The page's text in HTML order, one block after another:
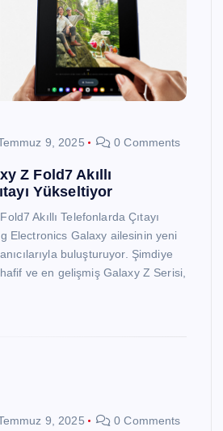
9, 2025 0 Comments
Z Fold7 Akıllı
Yükseltiyor
Akıllı Telefonlarda Çıtayı
Electronics Galaxy ailesinin yeni
buluşturuyor. Şimdiye
ve en gelişmiş Galaxy Z Serisi,
9, 2025 0 Comments